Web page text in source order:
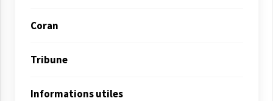
Coran
Tribune
Informations utiles